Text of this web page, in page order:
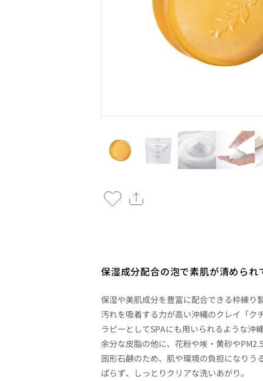
保湿成分配合の泡で素肌が清めら
保湿や美肌成分を豊富に配合できる枠練り
汚れを吸着する力が高い沖縄のクレイ「ク
ラピーとしてSPAにも用いられるような沖
余分な皮脂の他に、花粉や埃・黄砂や
固形石鹸のため、肌や環境の負担になり
ぱらず、しっとりクリアな洗いあがり。